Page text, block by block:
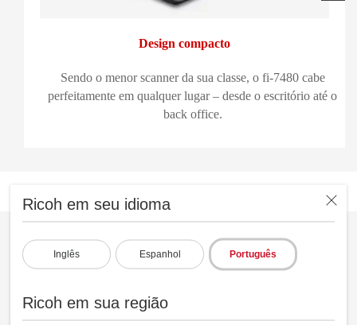
Ricoh em seu idioma
Inglês Espanhol Português
Ricoh em sua região
Design compacto
Sendo o menor scanner da sua classe, o fi-7480 cabe
perfeitamente em qualquer lugar – desde o escritório até o
back office.